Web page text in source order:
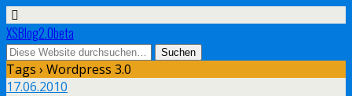
XSBlog2.0beta
Tags › Wordpress 3.0
17.06.2010